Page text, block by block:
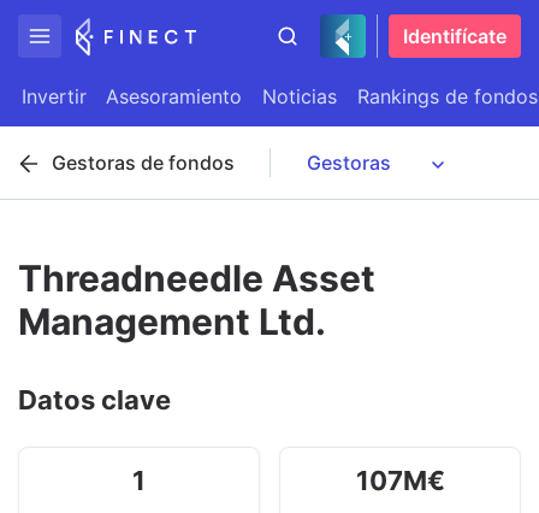
Identifícate
Invertir Asesoramiento Noticias Rankings de fondos
Gestoras de fondos
Threadneedle Asset
Management Ltd.
Datos clave
1 107M€